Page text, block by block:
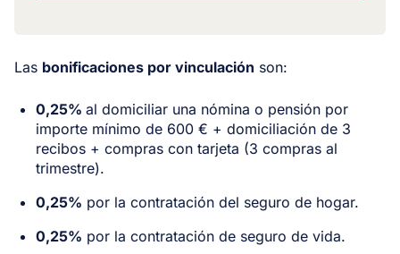
Las bonificaciones por vinculación son:
0,25% al domiciliar una nómina o pensión por
importe mínimo de 600 € + domiciliación de 3
recibos + compras con tarjeta (3 compras al
trimestre).
0,25% por la contratación del seguro de hogar.
0,25% por la contratación de seguro de vida.